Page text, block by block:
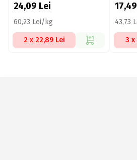
24,09 Lei
60,23 Lei/kg
2 x 22,89 Lei
17,49
43,73
3 x